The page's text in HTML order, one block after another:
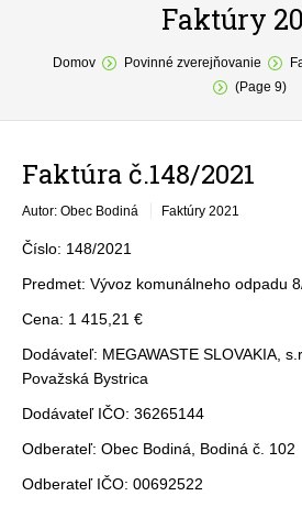
Aktuality
O obci
Fotogaléria
Kontakt
Faktúry
You are here:
Domov Povinné zverejňovanie
(Page 9)
Faktúra č.148/2021
Autor: Obec Bodiná Faktúry 2021
Číslo: 148/2021
Predmet: Vývoz komunálneho odpadu
Cena: 1 415,21 €
Dodávateľ: MEGAWASTE SLOVAKIA,
Považská Bystrica
Dodávateľ IČO: 36265144
Odberateľ: Obec Bodiná, Bodiná č. 102
Odberateľ IČO: 00692522